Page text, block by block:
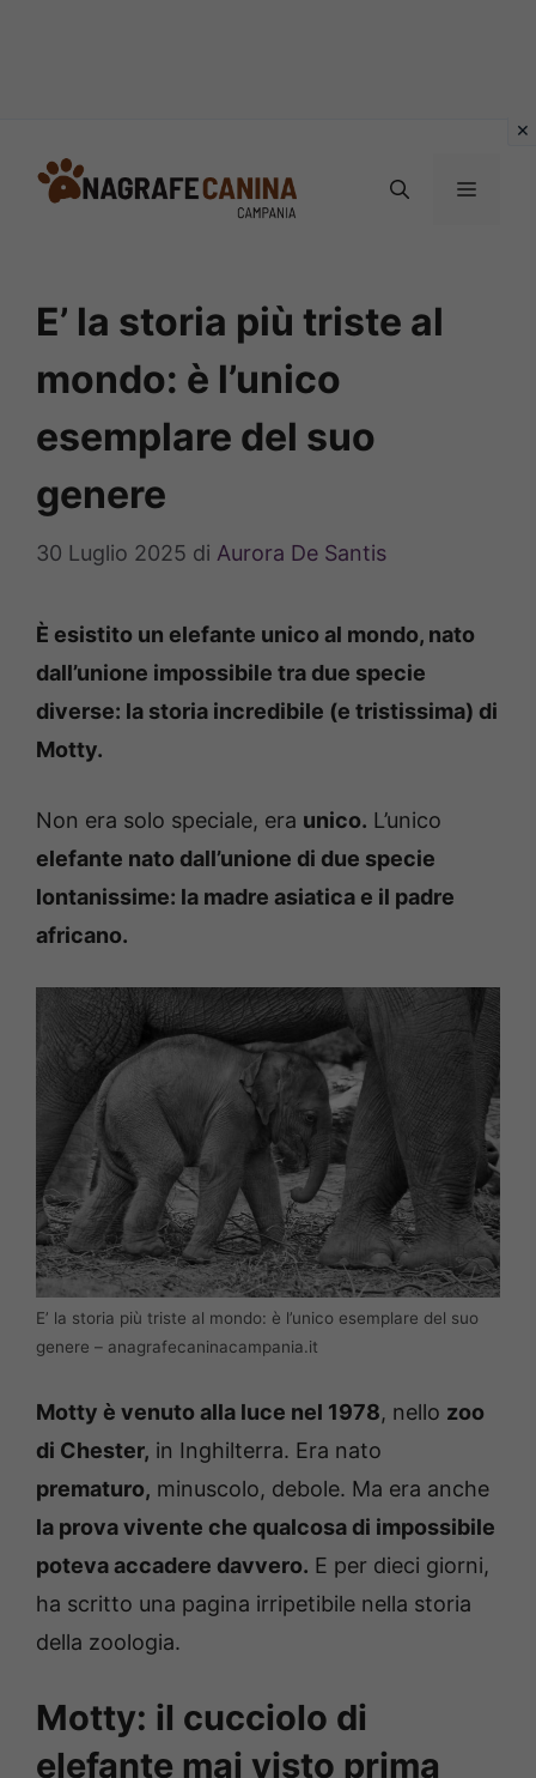
MENU
E’ la storia più triste al
mondo: è l’unico
esemplare del suo
genere
30 Luglio 2025 di Aurora De Santis
È esistito un elefante unico al mondo, nato
dall’unione impossibile tra due specie
diverse: la storia incredibile (e tristissima) di
Motty.
Non era solo speciale, era unico. L’unico
elefante nato dall’unione di due specie
lontanissime: la madre asiatica e il padre
africano.
E’ la storia più triste al mondo: è l’unico esemplare del suo
genere – anagrafecaninacampania.it
Motty è venuto alla luce nel 1978, nello zoo
di Chester, in Inghilterra. Era nato
prematuro, minuscolo, debole. Ma era anche
la prova vivente che qualcosa di impossibile
poteva accadere davvero. E per dieci giorni,
ha scritto una pagina irripetibile nella storia
della zoologia.
Motty: il cucciolo di
elefante mai visto prima